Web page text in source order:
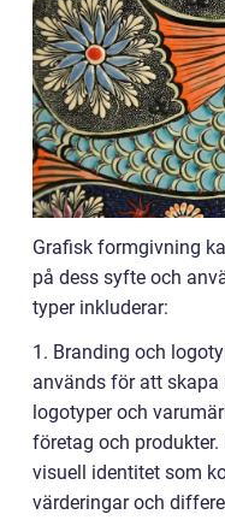
Grafisk formgivning
på dess syfte och
typer inkluderar:
1. Branding och
används för att
logotyper och
företag och
visuell identitet som
värderingar och